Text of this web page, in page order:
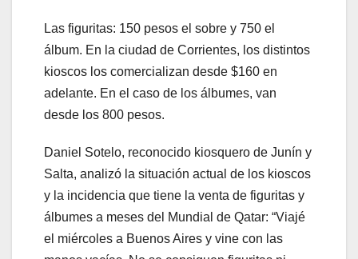
Las figuritas: 150 pesos el sobre y 750 el
álbum. En la ciudad de Corrientes, los distintos
kioscos los comercializan desde $160 en
adelante. En el caso de los álbumes, van
desde los 800 pesos.
Daniel Sotelo, reconocido kiosquero de Junín y
Salta, analizó la situación actual de los kioscos
y la incidencia que tiene la venta de figuritas y
álbumes a meses del Mundial de Qatar: “Viajé
el miércoles a Buenos Aires y vine con las